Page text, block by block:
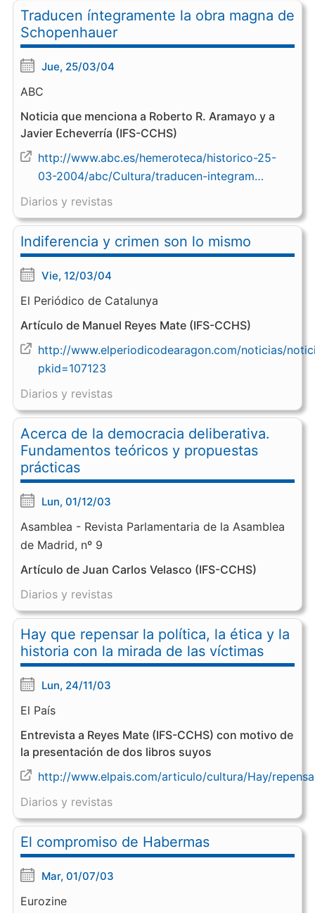
Traducen íntegramente la obra magna de
Schopenhauer
Jue, 25/03/04
ABC
Noticia que menciona a Roberto R. Aramayo y a
Javier Echeverría (IFS-CCHS)
http://www.abc.es/hemeroteca/historico-25-
03-2004/abc/Cultura/traducen-integram…
Diarios y revistas
Indiferencia y crimen son lo mismo
Vie, 12/03/04
El Periódico de Catalunya
Artículo de Manuel Reyes Mate (IFS-CCHS)
http://www.elperiodicodearagon.com/noticias/
pkid=107123
Diarios y revistas
Acerca de la democracia deliberativa.
Fundamentos teóricos y propuestas
prácticas
Lun, 01/12/03
Asamblea - Revista Parlamentaria de la Asamblea
de Madrid, nº 9
Artículo de Juan Carlos Velasco (IFS-CCHS)
Diarios y revistas
Hay que repensar la política, la ética y la
historia con la mirada de las víctimas
Lun, 24/11/03
El País
Entrevista a Reyes Mate (IFS-CCHS) con motivo de
la presentación de dos libros suyos
http://www.elpais.com/articulo/cultura/Hay/
Diarios y revistas
El compromiso de Habermas
Mar, 01/07/03
Eurozine